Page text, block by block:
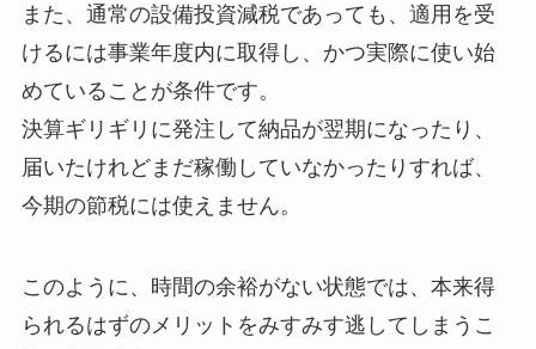
また、通常の設備投資減税であっても、適用を受
けるには事業年度内に取得し、かつ実際に使い始
めていることが条件です。
決算ギリギリに発注して納品が翌期になったり、
届いたけれどまだ稼働していなかったりすれば、
今期の節税には使えません。
このように、時間の余裕がない状態では、本来得
られるはずのメリットをみすみす逃してしまうこ